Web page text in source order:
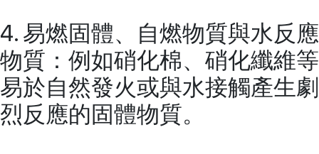
4. 易燃固體、自燃物質與水反應
物質：例如硝化棉、硝化纖維等
易於自然發火或與水接觸產生劇
烈反應的固體物質。